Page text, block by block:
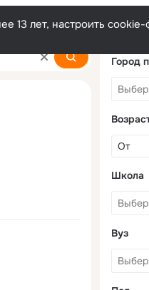
13 лет, настроить
Город
Школа
Вуз